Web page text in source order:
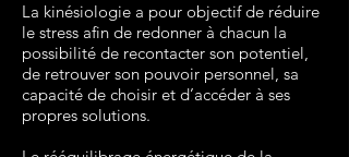
La kinésiologie a pour objectif de réduire
le stress afin de redonner à chacun la
possibilité de recontacter son potentiel,
de retrouver son pouvoir personnel, sa
capacité de choisir et d’accéder à ses
propres solutions.